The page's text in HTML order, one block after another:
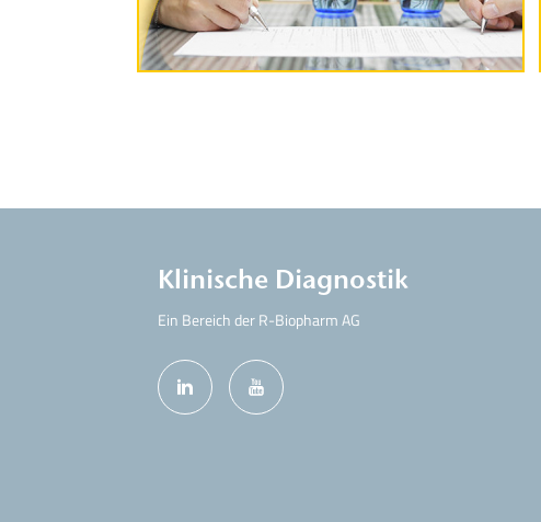
Klinische Diagnostik
Ein Bereich der R-Biopharm AG